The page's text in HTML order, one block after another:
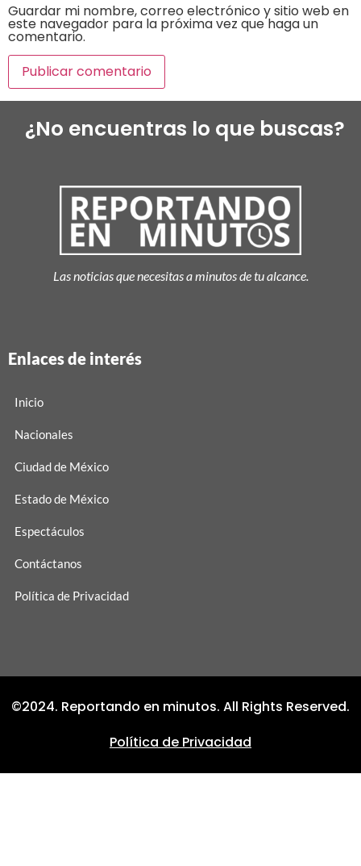
Guardar mi nombre, correo electrónico y sitio web en
este navegador para la próxima vez que haga un
comentario.
¿No encuentras lo que buscas?
Las noticias que necesitas a minutos de tu alcance.
Enlaces de interés
Inicio
Nacionales
Ciudad de México
Estado de México
Espectáculos
Contáctanos
Política de Privacidad
©2024. Reportando en minutos. All Rights Reserved.
Política de Privacidad